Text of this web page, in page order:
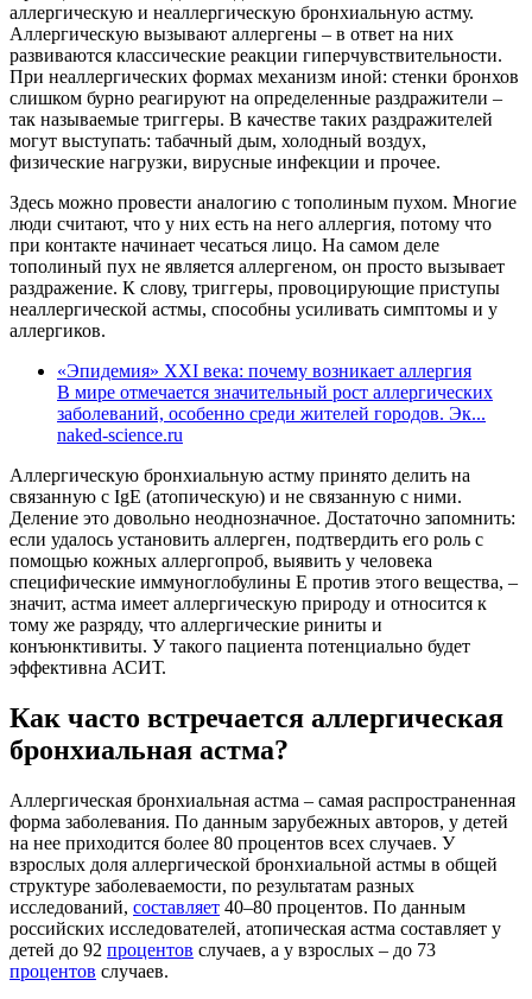
аллергическую и неаллергическую бронхиальную астму.
Аллергическую вызывают аллергены – в ответ на них
развиваются классические реакции гиперчувствительности.
При неаллергических формах механизм иной: стенки бронхов
слишком бурно реагируют на определенные раздражители –
так называемые триггеры. В качестве таких раздражителей
могут выступать: табачный дым, холодный воздух,
физические нагрузки, вирусные инфекции и прочее.
Здесь можно провести аналогию с тополиным пухом. Многие
люди считают, что у них есть на него аллергия, потому что
при контакте начинает чесаться лицо. На самом деле
тополиный пух не является аллергеном, он просто вызывает
раздражение. К слову, триггеры, провоцирующие приступы
неаллергической астмы, способны усиливать симптомы и у
аллергиков.
«Эпидемия» XXI века: почему возникает аллергия
В мире отмечается значительный рост аллергических
заболеваний, особенно среди жителей городов. Эк...
naked-science.ru
Аллергическую бронхиальную астму принято делить на
связанную с IgE (атопическую) и не связанную с ними.
Деление это довольно неоднозначное. Достаточно запомнить:
если удалось установить аллерген, подтвердить его роль с
помощью кожных аллергопроб, выявить у человека
специфические иммуноглобулины E против этого вещества, –
значит, астма имеет аллергическую природу и относится к
тому же разряду, что аллергические риниты и
конъюнктивиты. У такого пациента потенциально будет
эффективна АСИТ.
Как часто встречается аллергическая
бронхиальная астма?
Аллергическая бронхиальная астма – самая распространенная
форма заболевания. По данным зарубежных авторов, у детей
на нее приходится более 80 процентов всех случаев. У
взрослых доля аллергической бронхиальной астмы в общей
структуре заболеваемости, по результатам разных
исследований, составляет 40–80 процентов. По данным
российских исследователей, атопическая астма составляет у
детей до 92 процентов случаев, а у взрослых – до 73
процентов случаев.